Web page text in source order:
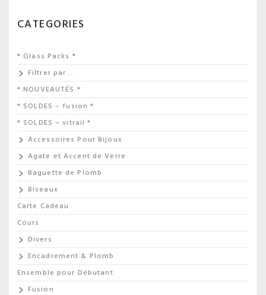
CATEGORIES
* Glass Packs *
Filtrer par …
* NOUVEAUTÉS *
* SOLDES – fusion *
* SOLDES – vitrail *
Accessoires Pour Bijoux
Agate et Accent de Verre
Baguette de Plomb
Biseaux
Carte Cadeau
Cours
Divers
Encadrement & Plomb
Ensemble pour Débutant
Fusion